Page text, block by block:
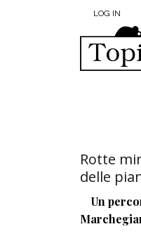
Skip to main content
MENU
LOG IN
Rotte
delle
Un